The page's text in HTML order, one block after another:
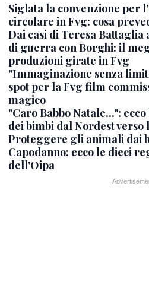
Siglata la convenzione per
circolare in Fvg: cosa
Dai casi di Teresa Battaglia
di guerra con Borghi: il
produzioni girate in Fvg
"Immaginazione senza
spot per la Fvg film
magico
"Caro Babbo Natale...":
dei bimbi dal Nordest verso
Proteggere gli animali dai
Capodanno: ecco le dieci
dell'Oipa